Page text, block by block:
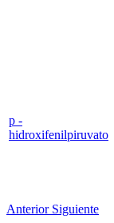
p -
hidroxifenilpiruvato
Anterior Siguiente